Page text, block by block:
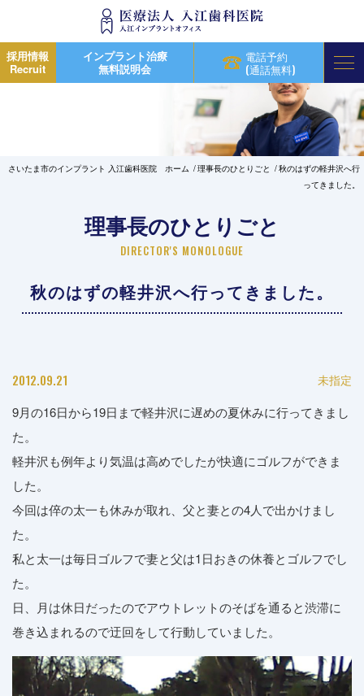
採用情報
Recruit
インプラント治療
無料説明会
電話予約
(通話無料)
さいたま市のインプラント 入江歯科医院 ホーム 理事長のひとりごと
秋のはずの軽井沢へ行
ってきました。
理事長のひとりごと
DIRECTOR'S MONOLOGUE
秋のはずの軽井沢へ行ってきました。
2012.09.21 未指定
9月の16日から19日まで軽井沢に遅めの夏休みに行ってきまし
た。
軽井沢も例年より気温は高めでしたが快適にゴルフができま
した。
今回は倅の太一も休みが取れ、父と妻との4人で出かけまし
た。
私と太一は毎日ゴルフで妻と父は1日おきの休養とゴルフでし
た。
日、月は休日だったのでアウトレットのそばを通ると渋滞に
巻き込まれるので迂回をして行動していました。